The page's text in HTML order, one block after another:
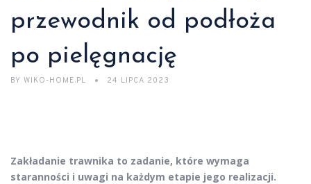
przewodnik od podłoża
po pielęgnację
BY WIKO-HOME.PL 24 LIPCA 2023
Zakładanie trawnika to zadanie, które wymaga
staranności i uwagi na każdym etapie jego realizacji.